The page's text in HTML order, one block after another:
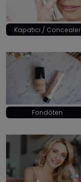
Kapatıcı / Concealer
Fondöten